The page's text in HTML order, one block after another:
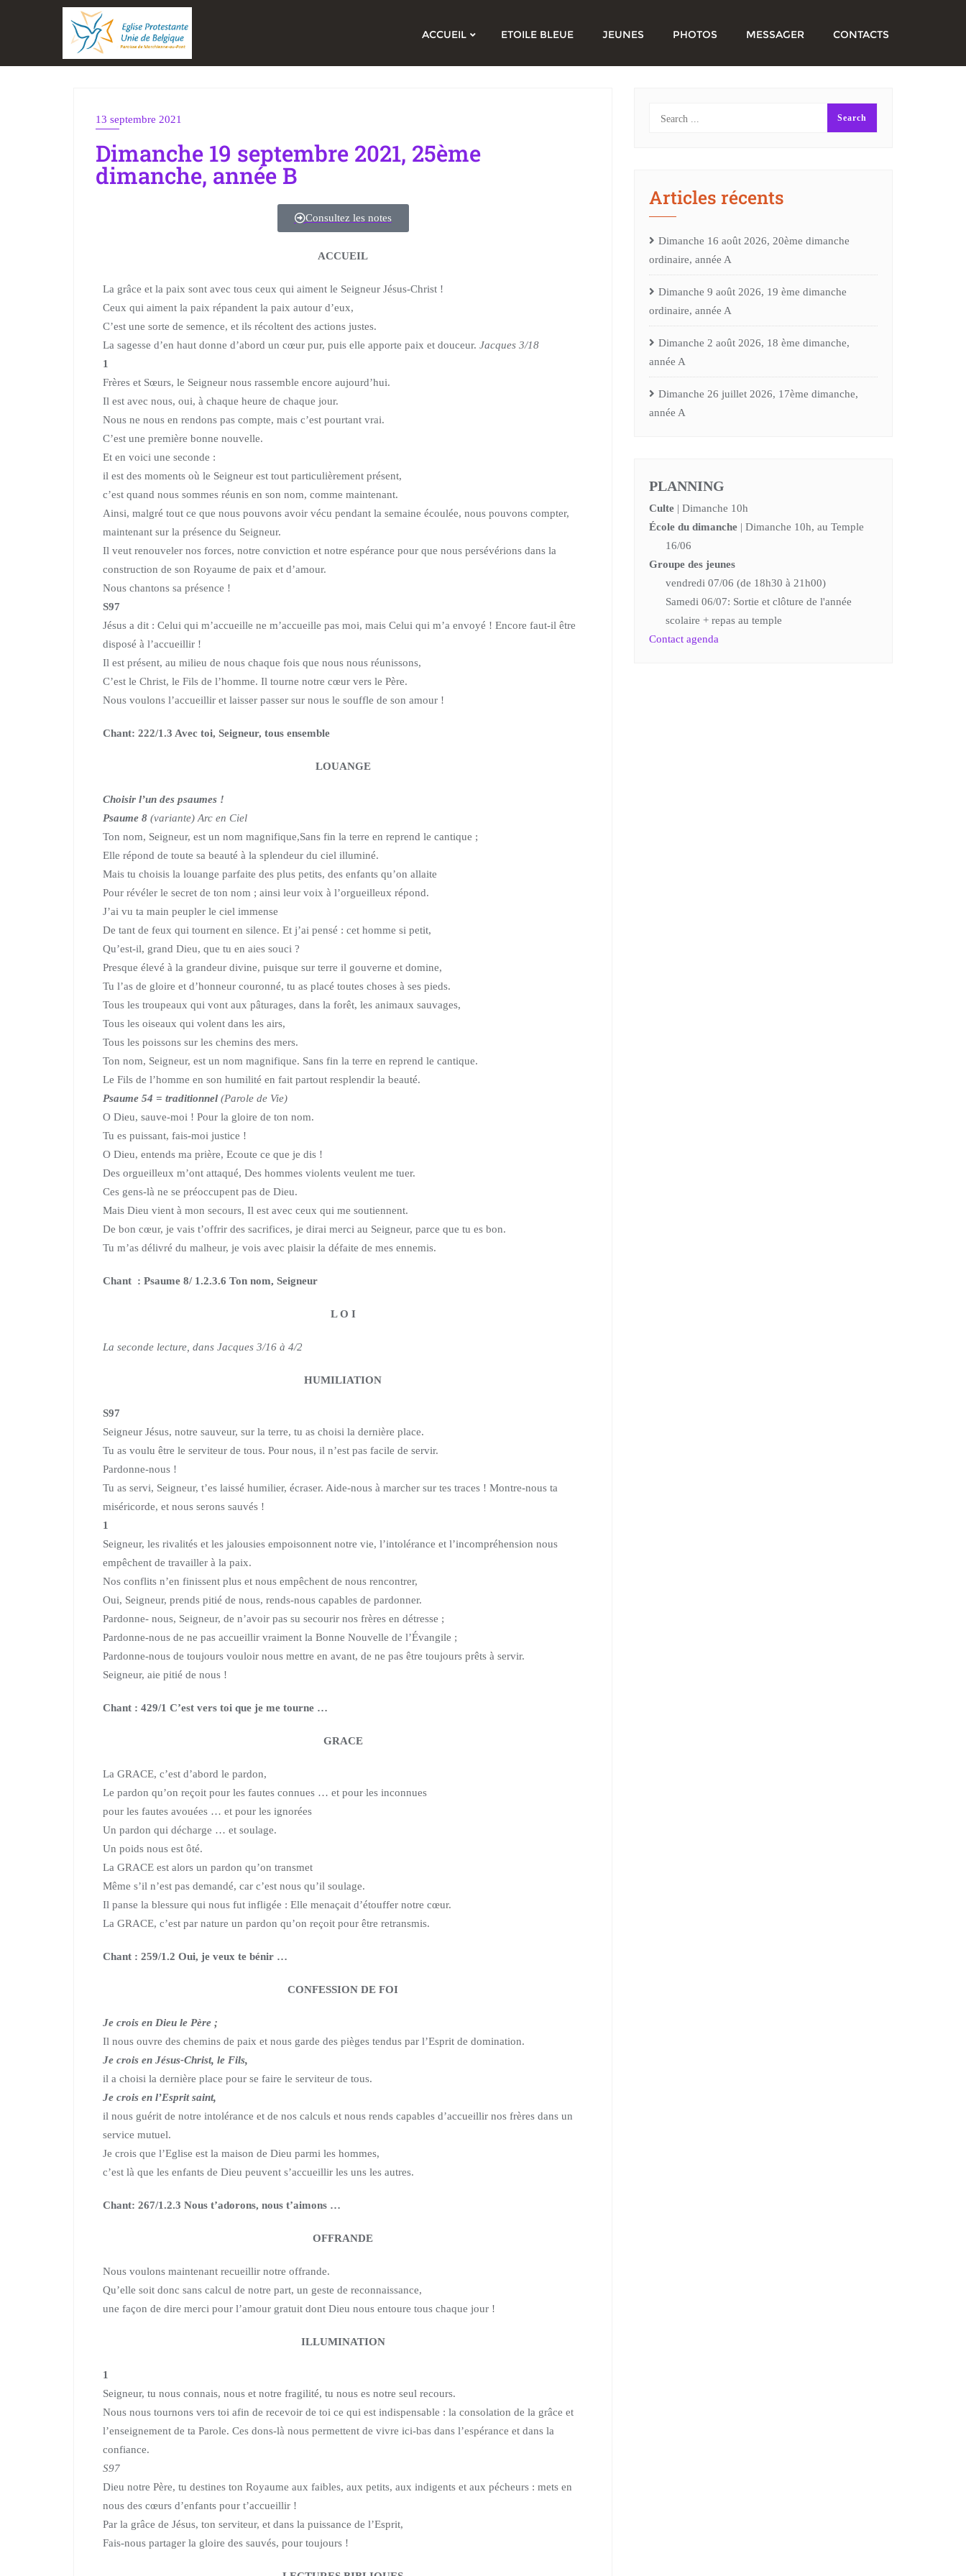
ACCUEIL ETOILE BLEUE JEUNES PHOTOS MESSAGER CONTACTS
13 septembre 2021
Dimanche 19 septembre 2021, 25ème
dimanche, année B
Consultez les notes
ACCUEIL
La grâce et la paix sont avec tous ceux qui aiment le Seigneur Jésus-Christ !
Ceux qui aiment la paix répandent la paix autour d’eux,
C’est une sorte de semence, et ils récoltent des actions justes.
La sagesse d’en haut donne d’abord un cœur pur, puis elle apporte paix et douceur. Jacques 3/18
1
Frères et Sœurs, le Seigneur nous rassemble encore aujourd’hui.
Il est avec nous, oui, à chaque heure de chaque jour.
Nous ne nous en rendons pas compte, mais c’est pourtant vrai.
C’est une première bonne nouvelle.
Et en voici une seconde :
il est des moments où le Seigneur est tout particulièrement présent,
c’est quand nous sommes réunis en son nom, comme maintenant.
Ainsi, malgré tout ce que nous pouvons avoir vécu pendant la semaine écoulée, nous pouvons compter,
maintenant sur la présence du Seigneur.
Il veut renouveler nos forces, notre conviction et notre espérance pour que nous persévérions dans la
construction de son Royaume de paix et d’amour.
Nous chantons sa présence !
S97
Jésus a dit : Celui qui m’accueille ne m’accueille pas moi, mais Celui qui m’a envoyé ! Encore faut-il être
disposé à l’accueillir !
Il est présent, au milieu de nous chaque fois que nous nous réunissons,
C’est le Christ, le Fils de l’homme. Il tourne notre cœur vers le Père.
Nous voulons l’accueillir et laisser passer sur nous le souffle de son amour !
Chant: 222/1.3 Avec toi, Seigneur, tous ensemble
LOUANGE
Choisir l’un des psaumes !
Psaume 8 (variante) Arc en Ciel
Ton nom, Seigneur, est un nom magnifique,Sans fin la terre en reprend le cantique ;
Elle répond de toute sa beauté à la splendeur du ciel illuminé.
Mais tu choisis la louange parfaite des plus petits, des enfants qu’on allaite
Pour révéler le secret de ton nom ; ainsi leur voix à l’orgueilleux répond.
J’ai vu ta main peupler le ciel immense
De tant de feux qui tournent en silence. Et j’ai pensé : cet homme si petit,
Qu’est-il, grand Dieu, que tu en aies souci ?
Presque élevé à la grandeur divine, puisque sur terre il gouverne et domine,
Tu l’as de gloire et d’honneur couronné, tu as placé toutes choses à ses pieds.
Tous les troupeaux qui vont aux pâturages, dans la forêt, les animaux sauvages,
Tous les oiseaux qui volent dans les airs,
Tous les poissons sur les chemins des mers.
Ton nom, Seigneur, est un nom magnifique. Sans fin la terre en reprend le cantique.
Le Fils de l’homme en son humilité en fait partout resplendir la beauté.
Psaume 54 = traditionnel (Parole de Vie)
O Dieu, sauve-moi ! Pour la gloire de ton nom.
Tu es puissant, fais-moi justice !
O Dieu, entends ma prière, Ecoute ce que je dis !
Des orgueilleux m’ont attaqué, Des hommes violents veulent me tuer.
Ces gens-là ne se préoccupent pas de Dieu.
Mais Dieu vient à mon secours, Il est avec ceux qui me soutiennent.
De bon cœur, je vais t’offrir des sacrifices, je dirai merci au Seigneur, parce que tu es bon.
Tu m’as délivré du malheur, je vois avec plaisir la défaite de mes ennemis.
Chant : Psaume 8/ 1.2.3.6 Ton nom, Seigneur
L O I
La seconde lecture, dans Jacques 3/16 à 4/2
HUMILIATION
S97
Seigneur Jésus, notre sauveur, sur la terre, tu as choisi la dernière place.
Tu as voulu être le serviteur de tous. Pour nous, il n’est pas facile de servir.
Pardonne-nous !
Tu as servi, Seigneur, t’es laissé humilier, écraser. Aide-nous à marcher sur tes traces ! Montre-nous ta
miséricorde, et nous serons sauvés !
1
Seigneur, les rivalités et les jalousies empoisonnent notre vie, l’intolérance et l’incompréhension nous
empêchent de travailler à la paix.
Nos conflits n’en finissent plus et nous empêchent de nous rencontrer,
Oui, Seigneur, prends pitié de nous, rends-nous capables de pardonner.
Pardonne- nous, Seig­neur, de n’avoir pas su secourir nos frères en détresse ;
Pardonne-nous de ne pas accueillir vraiment la Bonne Nouvelle de l’Évangile ;
Pardonne-nous de toujours vouloir nous mettre en avant, de ne pas être toujours prêts à servir.
Seigneur, aie pitié de nous !
Chant : 429/1 C’est vers toi que je me tourne …
GRACE
La GRACE, c’est d’abord le pardon,
Le pardon qu’on reçoit pour les fautes connues … et pour les inconnues
pour les fautes avouées … et pour les ignorées
Un pardon qui décharge … et soulage.
Un poids nous est ôté.
La GRACE est alors un pardon qu’on transmet
Même s’il n’est pas demandé, car c’est nous qu’il soulage.
Il panse la blessure qui nous fut infligée : Elle menaçait d’étouffer notre cœur.
La GRACE, c’est par nature un pardon qu’on reçoit pour être retransmis.
Chant : 259/1.2 Oui, je veux te bénir …
CONFESSION DE FOI
Je crois en Dieu le Père ;
Il nous ouvre des chemins de paix et nous garde des pièges tendus par l’Esprit de domination.
Je crois en Jésus-Christ, le Fils,
il a choisi la dernière place pour se faire le serviteur de tous.
Je crois en l’Esprit saint,
il nous guérit de notre intolérance et de nos calculs et nous rends capables d’accueillir nos frères dans un
service mutuel.
Je crois que l’Eglise est la maison de Dieu parmi les hommes,
c’est là que les enfants de Dieu peuvent s’accueillir les uns les autres.
Chant: 267/1.2.3 Nous t’adorons, nous t’aimons …
OFFRANDE
Nous voulons maintenant recueillir notre offrande.
Qu’elle soit donc sans calcul de notre part, un geste de reconnaissance,
une façon de dire merci pour l’amour gratuit dont Dieu nous entoure tous chaque jour !
ILLUMINATION
1
Seigneur, tu nous connais, nous et notre fragilité, tu nous es notre seul recours.
Nous nous tournons vers toi afin de recevoir de toi ce qui est indispensable : la consolation de la grâce et
l’enseignement de ta Parole. Ces dons-là nous permettent de vivre ici-bas dans l’espérance et dans la
confiance.
S97
Dieu notre Père, tu destines ton Royaume aux faibles, aux petits, aux indigents et aux pécheurs : mets en
nous des cœurs d’enfants pour t’accueillir !
Par la grâce de Jésus, ton serviteur, et dans la puissance de l’Esprit,
Fais-nous partager la gloire des sauvés, pour toujours !
Articles récents
Dimanche 16 août 2026, 20ème dimanche
ordinaire, année A
Dimanche 9 août 2026, 19 ème dimanche
ordinaire, année A
Dimanche 2 août 2026, 18 ème dimanche,
année A
Dimanche 26 juillet 2026, 17ème dimanche,
année A
PLANNING
Culte | Dimanche 10h
École du dimanche | Dimanche 10h, au Temple
16/06
Groupe des jeunes
vendredi 07/06 (de 18h30 à 21h00)
Samedi 06/07: Sortie et clôture de l'année
scolaire + repas au temple
Contact agenda